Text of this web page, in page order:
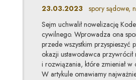
23.03.2023 spory sądowe,
Sejm uchwalił nowelizację
cywilnego. Wprowadza ona
przede wszystkim przyspieszyć
okazji ustawodawca
i rozwiązania, które zmieniał w
W artykule omawiamy